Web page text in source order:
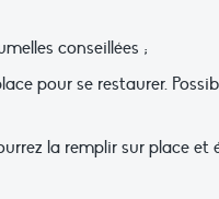
conseillées ;
pour se restaurer.
la remplir sur place